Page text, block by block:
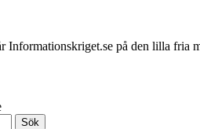
Informationskriget.se på den lilla fria